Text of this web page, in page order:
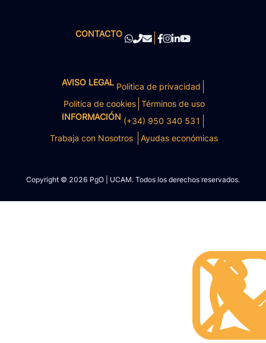
CONTACTO
AVISO LEGAL Politica de privacidad
Politica de cookies Términos de uso
INFORMACIÓN (+34) 950 340 531
Trabaja con Nosotros
Ayudas económicas
Copyright © 2026 PgO | UCAM. Todos los derechos reservados.